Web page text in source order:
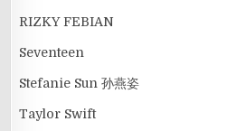
RIZKY FEBIAN
Seventeen
Stefanie Sun 孙燕姿
Taylor Swift